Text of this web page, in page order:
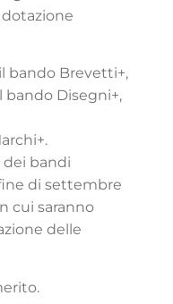
bando Brevetti+,
bando Disegni+,
dei bandi
di settembre
cui saranno
delle